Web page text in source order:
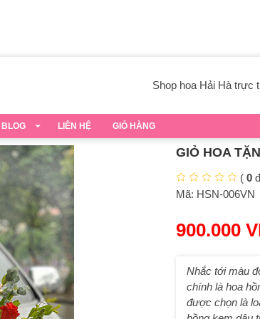
Shop hoa Hải Hà trực
BLOG LIÊN HỆ GIỎ HÀNG
GIỎ HOA
( 0
Mã: HSN-006VN
900.000
Nhắc tới màu
chính là hoa
được chọn là